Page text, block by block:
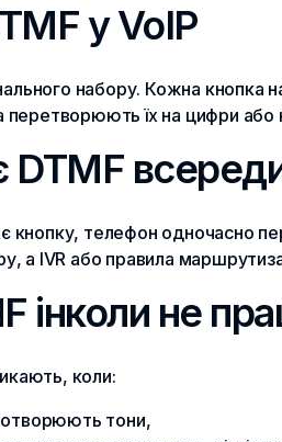
у VoIP
набору. Кожна кнопка
перетворюють їх на цифри або
кнопку, телефон одночасно
а IVR або правила
інколи не
коли:
тони,